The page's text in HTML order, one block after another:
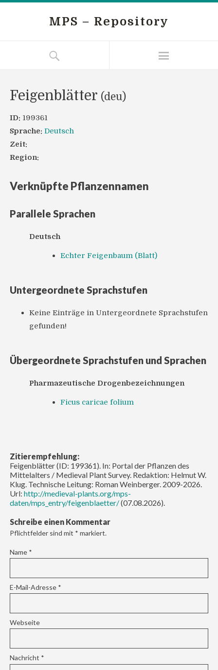
MPS – Repository
Feigenblätter (deu)
ID: 199361
Sprache: Deutsch
Zeit:
Region:
Verknüpfte Pflanzennamen
Parallele Sprachen
Deutsch
Echter Feigenbaum (Blatt)
Untergeordnete Sprachstufen
Keine Einträge in Untergeordnete Sprachstufen
gefunden!
Übergeordnete Sprachstufen und Sprachen
Pharmazeutische Drogenbezeichnungen
Ficus caricae folium
Zitierempfehlung:
Feigenblätter (ID: 199361). In: Portal der Pflanzen des
Mittelalters / Medieval Plant Survey. Redaktion: Helmut W.
Klug. Technische Leitung: Roman Weinberger. 2009-2026.
Url: http://medieval-plants.org/mps-
daten/mps_entry/feigenblaetter/(07.08.2026).
Schreibe einen Kommentar
Pflichtfelder sind mit * markiert.
Name *
E-Mail-Adresse *
Webseite
Nachricht *